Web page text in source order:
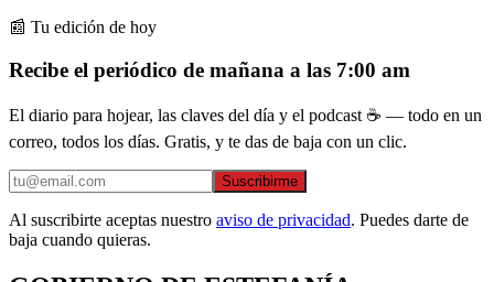
📰 Tu edición de hoy
Recibe el periódico de mañana a las 7:00 am
El diario para hojear, las claves del día y el podcast ☕ — todo en un
correo, todos los días. Gratis, y te das de baja con un clic.
Suscribirme
Al suscribirte aceptas nuestro aviso de privacidad. Puedes darte de
baja cuando quieras.